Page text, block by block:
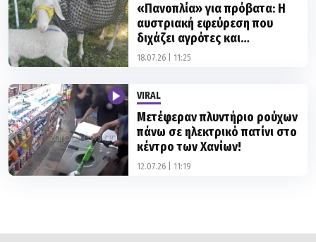
«Πανοπλία» για πρόβατα: Η
αυστριακή εφεύρεση που
διχάζει αγρότες και
φιλοζωικές οργανώσεις
18.07.26 | 11:25
VIRAL
Μετέφεραν πλυντήριο ρούχων
πάνω σε ηλεκτρικό πατίνι στο
κέντρο των Χανίων!
12.07.26 | 11:19